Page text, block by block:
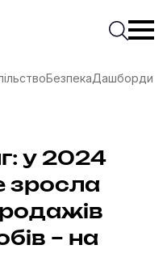
суспільні даніПочати
БезпекаДашборди
у 2024
зросла
– на